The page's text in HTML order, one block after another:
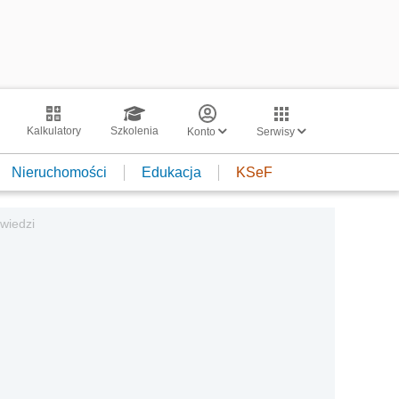
Kalkulatory Szkolenia Konto Serwisy
Nieruchomości Edukacja KSeF